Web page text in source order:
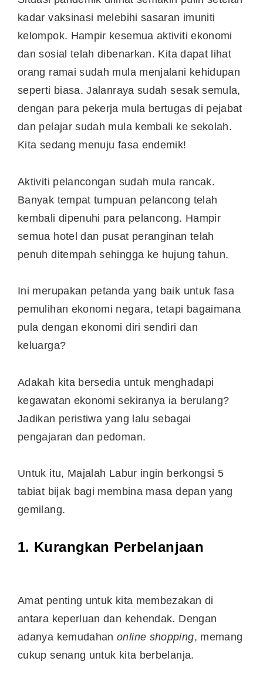
kadar vaksinasi melebihi sasaran imuniti
kelompok. Hampir kesemua aktiviti ekonomi
dan sosial telah dibenarkan. Kita dapat lihat
orang ramai sudah mula menjalani kehidupan
seperti biasa. Jalanraya sudah sesak semula,
dengan para pekerja mula bertugas di pejabat
dan pelajar sudah mula kembali ke sekolah.
Kita sedang menuju fasa endemik!
Aktiviti pelancongan sudah mula rancak.
Banyak tempat tumpuan pelancong telah
kembali dipenuhi para pelancong. Hampir
semua hotel dan pusat peranginan telah
penuh ditempah sehingga ke hujung tahun.
Ini merupakan petanda yang baik untuk fasa
pemulihan ekonomi negara, tetapi bagaimana
pula dengan ekonomi diri sendiri dan
keluarga?
Adakah kita bersedia untuk menghadapi
kegawatan ekonomi sekiranya ia berulang?
Jadikan peristiwa yang lalu sebagai
pengajaran dan pedoman.
Untuk itu, Majalah Labur ingin berkongsi 5
tabiat bijak bagi membina masa depan yang
gemilang.
1. Kurangkan Perbelanjaan
Amat penting untuk kita membezakan di
antara keperluan dan kehendak. Dengan
adanya kemudahanonline shopping, memang
cukup senang untuk kita berbelanja.